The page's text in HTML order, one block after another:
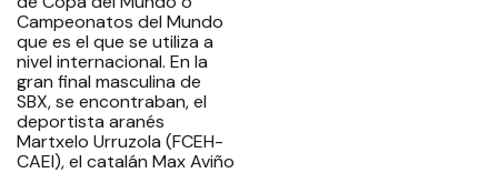
Campeonatos del Mundo
que es el que se utiliza a
nivel internacional. En la
gran final masculina de
SBX, se encontraban, el
deportista aranés
Martxelo Urruzola (FCEH-
CAEI), el catalán Max Aviño